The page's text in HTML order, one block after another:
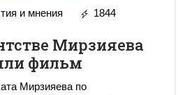
и мнения
1844
Мирзияева
фильм
Мирзияева по